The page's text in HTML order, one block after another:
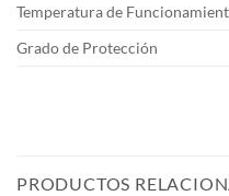
Temperatura de
Grado de Protección
PRODUCTOS